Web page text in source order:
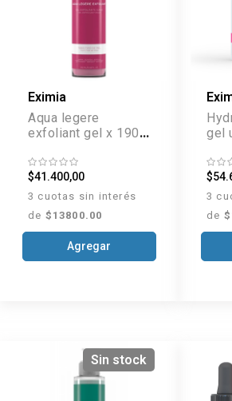
Eximia
Aqua legere
exfoliant gel x 190
$41.400,00
3 cuotas sin interés
de $13800.00
Agregar
gel
3
de
Sin stock